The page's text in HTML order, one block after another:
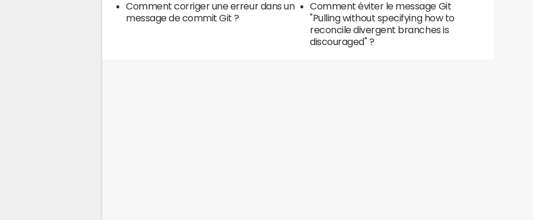
Comment corriger une erreur dans un
message de commit Git ?
Comment éviter le message Git
"Pulling without specifying how to
reconcile divergent branches is
discouraged" ?